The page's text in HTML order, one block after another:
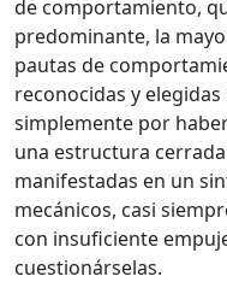
de comportamiento,
predominante, la
pautas de
reconocidas y
simplemente por
una estructura
manifestadas en un
mecánicos, casi
con insuficiente
cuestionárselas.